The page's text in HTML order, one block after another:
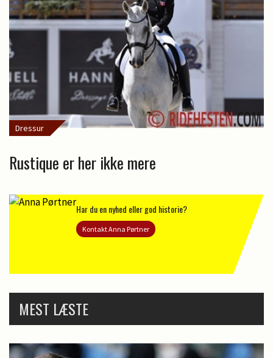
Dressur
Rustique er her ikke mere
Har du en nyhed eller god historie?
Kontakt Anna Pørtner
MEST LÆSTE